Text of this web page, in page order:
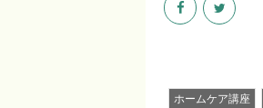
ホームケア講座